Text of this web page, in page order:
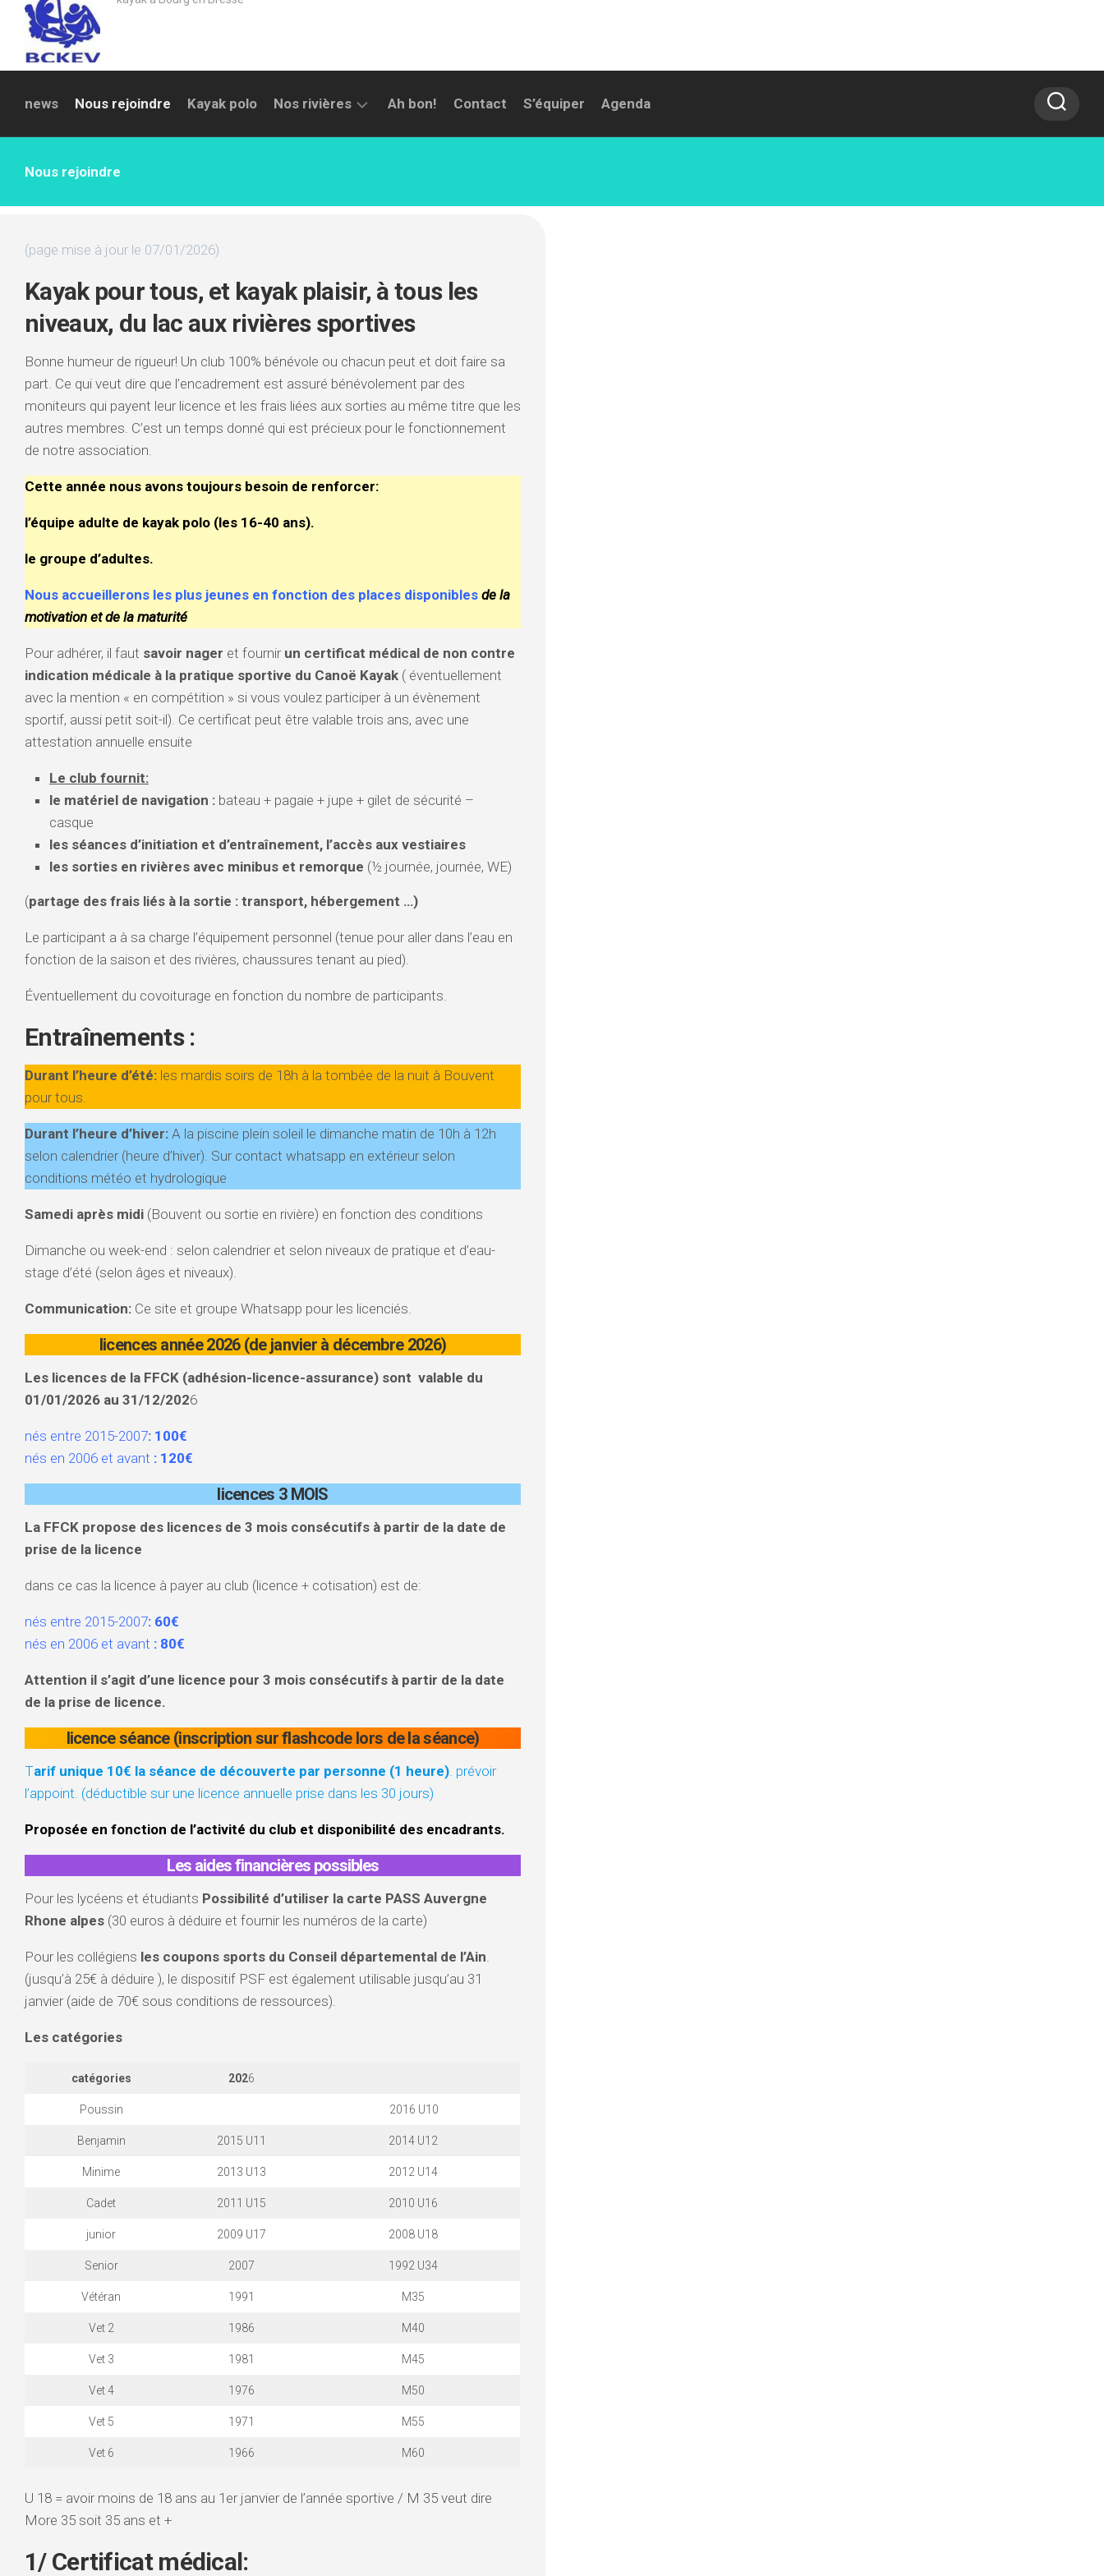
news Nous rejoindre Kayak polo Nos rivières
SURAN
BRÉNAZ
ALBARINE
SEMINE
VALSERINE
BIENNE
ALPES
–
D’ÉTÉ
Ah bon! Contact S’équiper Agenda
Nous rejoindre
(page mise à jour le 07/01/2026)
Kayak pour tous, et kayak plaisir, à tous les
niveaux, du lac aux rivières sportives
Bonne humeur de rigueur! Un club 100% bénévole ou chacun peut et doit faire sa
part. Ce qui veut dire que l’encadrement est assuré bénévolement par des
moniteurs qui payent leur licence et les frais liées aux sorties au même titre que les
autres membres. C’est un temps donné qui est précieux pour le fonctionnement
de notre association.
Cette année nous avons toujours besoin de renforcer:
l’équipe adulte de kayak polo (les 16-40 ans).
le groupe d’adultes.
Nous accueillerons les plus jeunes en fonction des places disponibles de la
motivation et de la maturité
Pour adhérer, il faut savoir nager et fournir un certificat médical de non contre
indication médicale à la pratique sportive du Canoë Kayak ( éventuellement
avec la mention « en compétition » si vous voulez participer à un évènement
sportif, aussi petit soit-il). Ce certificat peut être valable trois ans, avec une
attestation annuelle ensuite
Le club fournit:
le matériel de navigation : bateau + pagaie + jupe + gilet de sécurité –
casque
les séances d’initiation et d’entraînement, l’accès aux vestiaires
les sorties en rivières avec minibus et remorque (½ journée, journée, WE)
(partage des frais liés à la sortie : transport, hébergement …)
Le participant a à sa charge l’équipement personnel (tenue pour aller dans l’eau en
fonction de la saison et des rivières, chaussures tenant au pied).
Éventuellement du covoiturage en fonction du nombre de participants.
Entraînements :
Durant l’heure d’été: les mardis soirs de 18h à la tombée de la nuit à Bouvent
pour tous.
Durant l’heure d’hiver: A la piscine plein soleil le dimanche matin de 10h à 12h
selon calendrier (heure d’hiver). Sur contact whatsapp en extérieur selon
conditions météo et hydrologique
Samedi après midi (Bouvent ou sortie en rivière) en fonction des conditions
Dimanche ou week-end : selon calendrier et selon niveaux de pratique et d’eau-
stage d’été (selon âges et niveaux).
Communication: Ce site et groupe Whatsapp pour les licenciés.
licences année 2026 (de janvier à décembre 2026)
Les licences de la FFCK (adhésion-licence-assurance) sont valable du
01/01/2026 au 31/12/2026
nés entre 2015-2007: 100€
nés en 2006 et avant : 120€
licences 3 MOIS
La FFCK propose des licences de 3 mois consécutifs à partir de la date de
prise de la licence
dans ce cas la licence à payer au club (licence + cotisation) est de:
nés entre 2015-2007: 60€
nés en 2006 et avant : 80€
Attention il s’agit d’une licence pour 3 mois consécutifs à partir de la date
de la prise de licence.
licence séance (inscription sur flashcode lors de la séance)
Tarif unique 10€ la séance de découverte par personne (1 heure) . prévoir
l’appoint. (déductible sur une licence annuelle prise dans les 30 jours)
Proposée en fonction de l’activité du club et disponibilité des encadrants.
Les aides financières possibles
Pour les lycéens et étudiants Possibilité d’utiliser la carte PASS Auvergne
Rhone alpes (30 euros à déduire et fournir les numéros de la carte)
Pour les collégiens les coupons sports du Conseil départemental de l’Ain
(jusqu’à 25€ à déduire ), le dispositif PSF est également utilisable jusqu’au 31
janvier (aide de 70€ sous conditions de ressources).
Les catégories
catégories 2026
Poussin 2016 U10
Benjamin 2015 U11 2014 U12
Minime 2013 U13 2012 U14
Cadet 2011 U15 2010 U16
junior 2009 U17 2008 U18
Senior 2007 1992 U34
Vétéran 1991 M35
Vet 2 1986 M40
Vet 3 1981 M45
Vet 4 1976 M50
Vet 5 1971 M55
Vet 6 1966 M60
U 18 = avoir moins de 18 ans au 1er janvier de l’année sportive / M 35 veut dire
More 35 soit 35 ans et +
1/ Certificat médical: